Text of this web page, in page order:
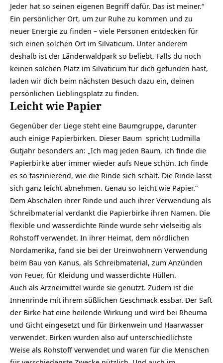
Jeder hat so seinen eigenen Begriff dafür. Das ist meiner.“
Ein persönlicher Ort, um zur Ruhe zu kommen und zu
neuer Energie zu finden – viele Personen entdecken für
sich einen solchen Ort im Silvaticum. Unter anderem
deshalb ist der Länderwaldpark so beliebt. Falls du noch
keinen solchen Platz im Silvaticum für dich gefunden hast,
laden wir dich beim nächsten Besuch dazu ein, deinen
persönlichen Lieblingsplatz zu finden.
Leicht wie Papier
Gegenüber der Liege steht eine Baumgruppe, darunter
auch einige Papierbirken. Dieser Baum spricht Ludmilla
Gutjahr besonders an: „Ich mag jeden Baum, ich finde die
Papierbirke aber immer wieder aufs Neue schön. Ich finde
es so faszinierend, wie die Rinde sich schält. Die Rinde lässt
sich ganz leicht abnehmen. Genau so leicht wie Papier.“
Dem Abschälen ihrer Rinde und auch ihrer Verwendung als
Schreibmaterial verdankt die Papierbirke ihren Namen. Die
flexible und wasserdichte Rinde wurde sehr vielseitig als
Rohstoff verwendet. In ihrer Heimat, dem nördlichen
Nordamerika, fand sie bei der Ureinwohnern Verwendung
beim Bau von Kanus, als Schreibmaterial, zum Anzünden
von Feuer, für Kleidung und wasserdichte Hüllen.
Auch als Arzneimittel wurde sie genutzt. Zudem ist die
Innenrinde mit ihrem süßlichen Geschmack essbar. Der Saft
der Birke hat eine heilende Wirkung und wird bei Rheuma
und Gicht eingesetzt und für Birkenwein und Haarwasser
verwendet. Birken wurden also auf unterschiedlichste
Weise als Rohstoff verwendet und waren für die Menschen